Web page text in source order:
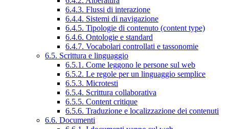
6.4.3. Flussi di interazione
6.4.4. Sistemi di navigazione
6.4.5. Tipologie di contenuto (content type)
6.4.6. Ontologie e standard
6.4.7. Vocabolari controllati e tassonomie
6.5. Scrittura e linguaggio
6.5.1. Come leggono le persone sul web
6.5.2. Le regole per un linguaggio semplice
6.5.3. Microtesti
6.5.4. Scrittura collaborativa
6.5.5. Content critique
6.5.6. Traduzione e localizzazione dei contenuti
6.6. Documenti